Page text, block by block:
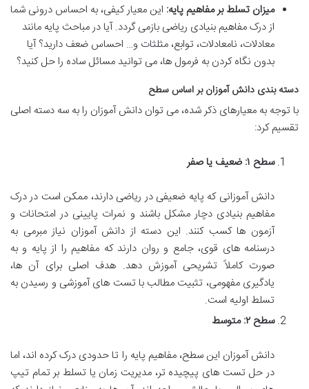
میزان تسلط بر مفاهیم پایه: این معیار کیفی، به احساس درونی شما
از درک مفاهیم بنیادی ریاضی بازمی گردد. آیا در مباحث پایه مانند
معادلات، نامعادلات، توابع، مثلثات و… احساس ضعف دارید؟ آیا
بدون نگاه کردن به فرمول ها، می توانید مسائل ساده را حل کنید؟
دسته بندی دانش آموزان بر اساس سطح
با توجه به معیارهای ذکر شده، می توان دانش آموزان را به سه دسته اصلی
تقسیم کرد:
سطح ۱: ضعیف یا صفر
دانش آموزانی که پایه ضعیفی در ریاضی دارند، ممکن است در درک
مفاهیم بنیادی دچار مشکل باشند و نمرات پایینی در امتحانات و
آزمون ها کسب کنند. این دسته از دانش آموزان نیاز مبرمی به
درسنامه های قوی، جامع و روان دارند که مفاهیم را از پایه و به
صورت کاملاً تشریحی آموزش دهد. هدف اصلی برای آن ها،
یادگیری مفهومی، تثبیت مطالب با تست های آموزشی و رسیدن به
تسلط اولیه است.
سطح ۲: متوسط
دانش آموزان این سطح، مفاهیم پایه را تا حدودی درک کرده اند، اما
در حل تست های پیچیده تر، مدیریت زمان یا تسلط بر تمام تیپ